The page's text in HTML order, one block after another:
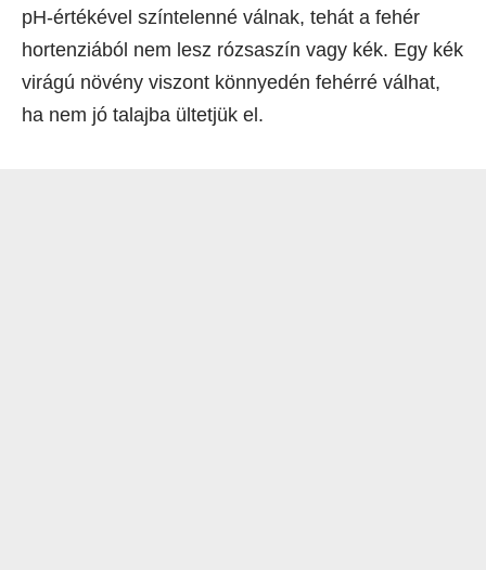
pH-értékével színtelenné válnak, tehát a fehér
hortenziából nem lesz rózsaszín vagy kék. Egy kék
virágú növény viszont könnyedén fehérré válhat,
ha nem jó talajba ültetjük el.